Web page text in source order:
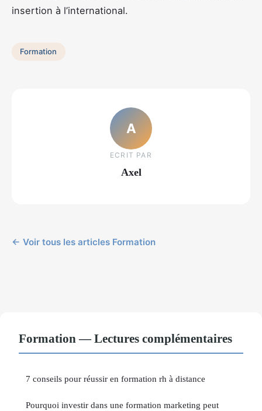
insertion à l’international.
Formation
A
ECRIT PAR
Axel
← Voir tous les articles Formation
Formation — Lectures complémentaires
7 conseils pour réussir en formation rh à distance
Pourquoi investir dans une formation marketing peut